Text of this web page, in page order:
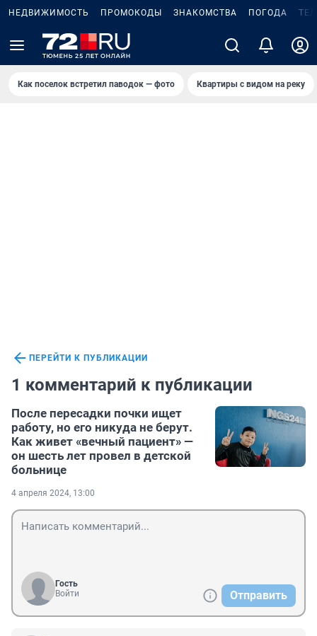
НЕДВИЖИМОСТЬ ПРОМОКОДЫ ЗНАКОМСТВА ПОГОДА
Как поселок встретил паводок — фото Квартиры с видом на реку
ПЕРЕЙТИ К ПУБЛИКАЦИИ
1 комментарий к публикации
После пересадки почки ищет
работу, но его никуда не берут.
Как живет «вечный пациент» —
он шесть лет провел в детской
больнице
4 апреля 2024, 13:00
Гость
Войти
Отправить